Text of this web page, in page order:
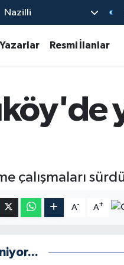
Nazilli
Yazarlar Resmi İlanlar
çalışmaları
A- A+